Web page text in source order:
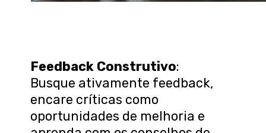
Feedback Construtivo:
Busque ativamente feedback,
encare críticas como
oportunidades de melhoria e